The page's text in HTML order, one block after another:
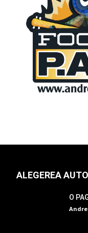
ALEGEREA
O